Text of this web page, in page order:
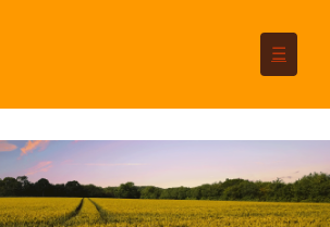
☰